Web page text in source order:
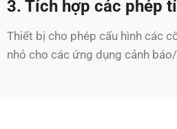
3. Tích hợp các phép
Thiết bị cho phép cấu hình các
nhỏ cho các ứng dụng cảnh